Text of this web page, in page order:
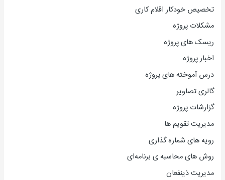
تخصیص خودکار اقلام کاری
مشکلات پروژه
ریسک های پروژه
اخبار پروژه
درس آموخته های پروژه
گالری تصاویر
گزارشات پروژه
مدیریت تقویم ها
رویه های شماره گذاری
روش های محاسبه ی برنامه‌ای
مدیریت ذینفعان